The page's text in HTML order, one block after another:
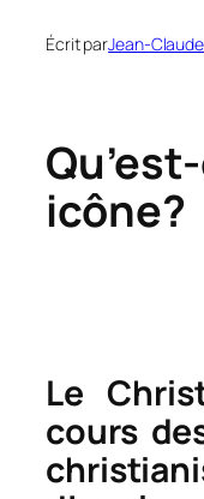
Écrit parJean-Claude
icône?
Le
cours